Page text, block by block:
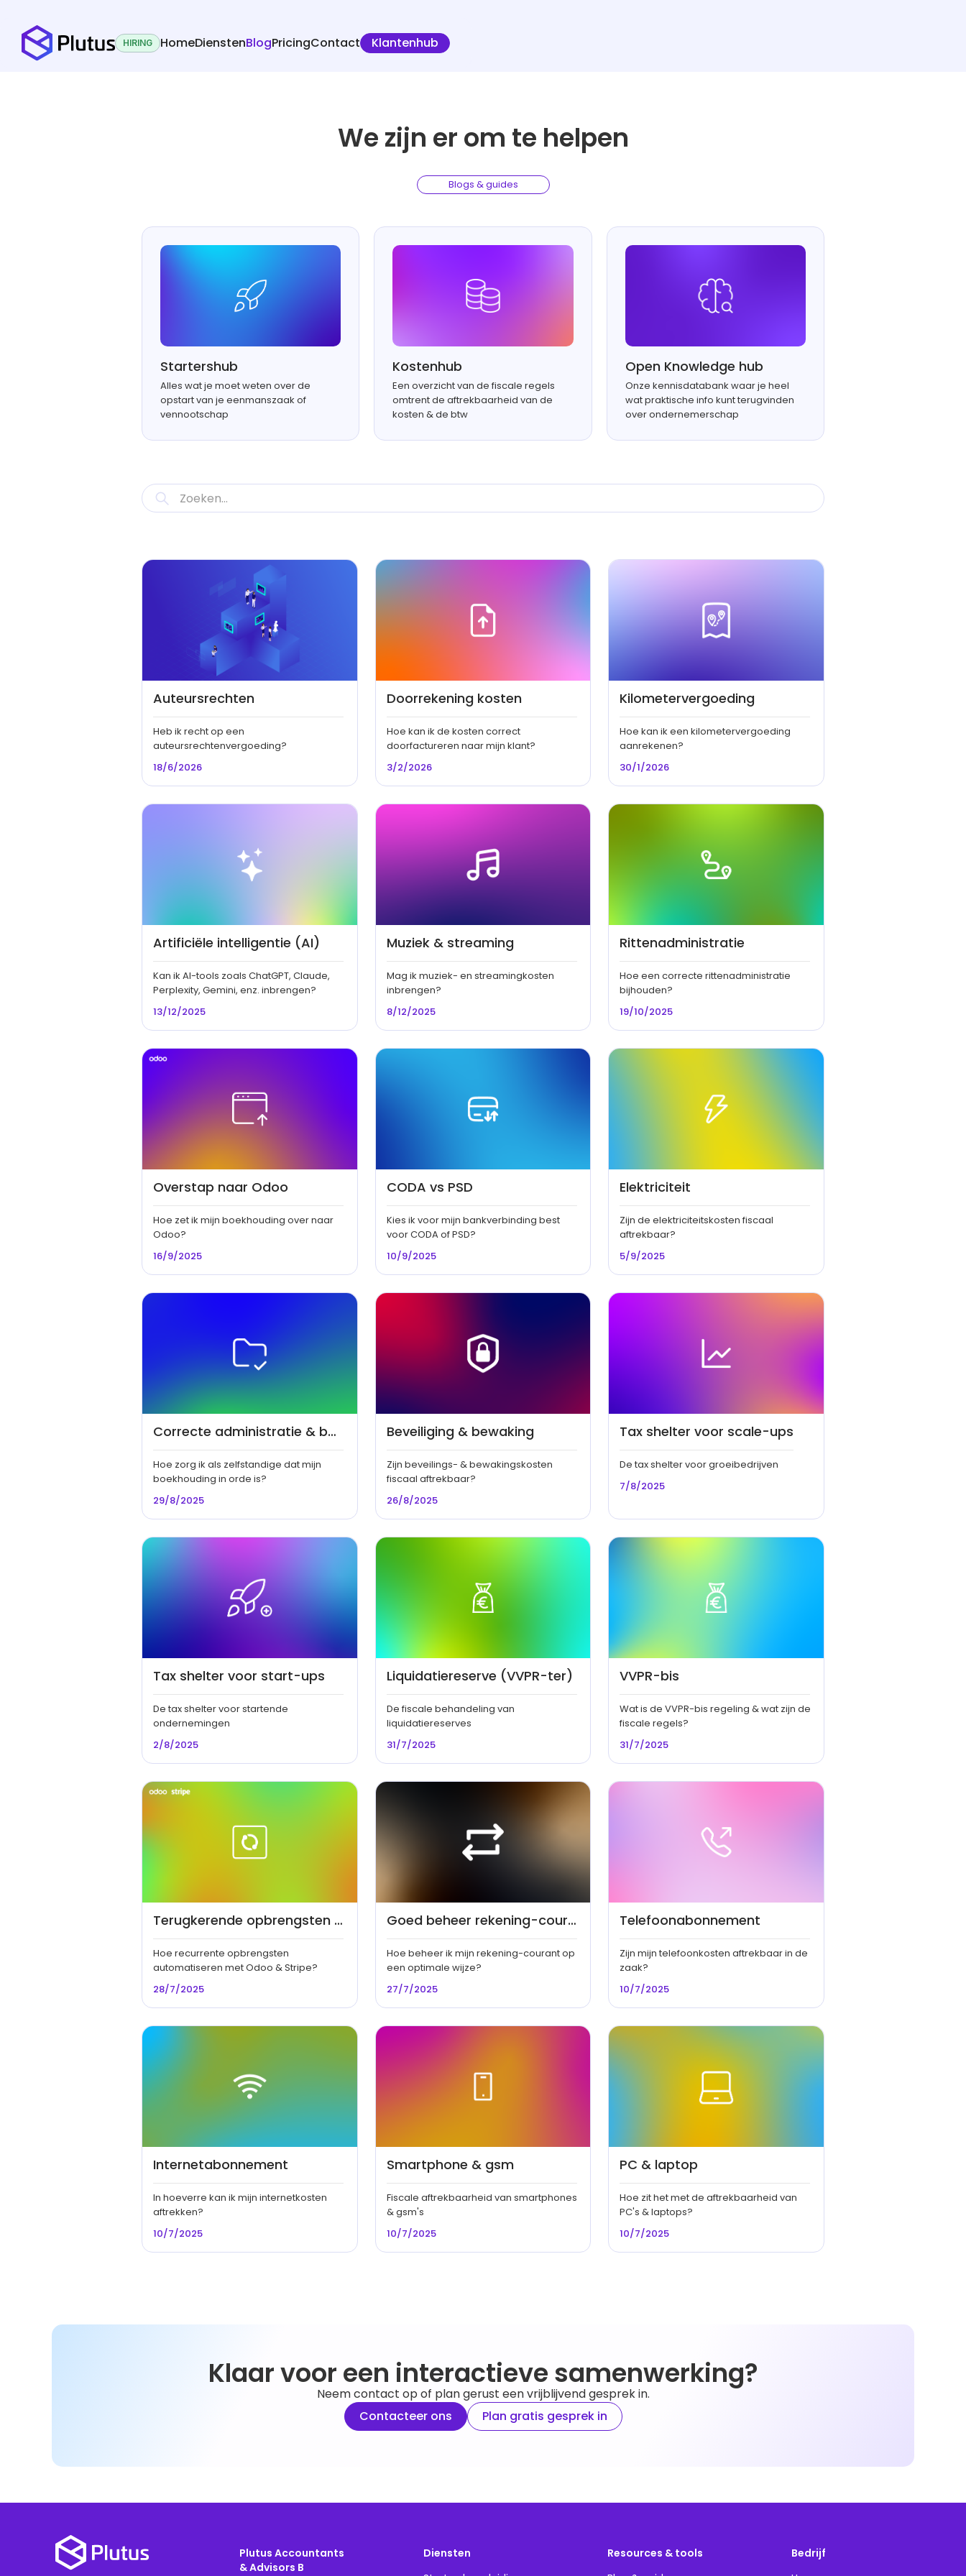
HIRING HomeDienstenBlogPricingContact Klantenhub
We zijn er om te helpen
Blogs & guides
Startershub
Alles wat je moet weten over de
opstart van je eenmanszaak of
vennootschap
Kostenhub
Een overzicht van de fiscale regels
omtrent de aftrekbaarheid van de
kosten & de btw
Open Knowledge hub
Onze kennisdatabank waar je heel
wat praktische info kunt terugvinden
over ondernemerschap
Auteursrechten
Heb ik recht op een
auteursrechtenvergoeding?
18/6/2026
Doorrekening kosten
Hoe kan ik de kosten correct
doorfactureren naar mijn klant?
3/2/2026
Kilometervergoeding
Hoe kan ik een kilometervergoeding
aanrekenen?
30/1/2026
Artificiële intelligentie (AI)
Kan ik AI-tools zoals ChatGPT, Claude,
Perplexity, Gemini, enz. inbrengen?
13/12/2025
Muziek & streaming
Mag ik muziek- en streamingkosten
inbrengen?
8/12/2025
Rittenadministratie
Hoe een correcte rittenadministratie
bijhouden?
19/10/2025
Overstap naar Odoo
Hoe zet ik mijn boekhouding over naar
Odoo?
16/9/2025
CODA vs PSD
Kies ik voor mijn bankverbinding best
voor CODA of PSD?
10/9/2025
Elektriciteit
Zijn de elektriciteitskosten fiscaal
aftrekbaar?
5/9/2025
Correcte administratie & boekhouding
Hoe zorg ik als zelfstandige dat mijn
boekhouding in orde is?
29/8/2025
Beveiliging & bewaking
Zijn beveilings- & bewakingskosten
fiscaal aftrekbaar?
26/8/2025
Tax shelter voor scale-ups
De tax shelter voor groeibedrijven
7/8/2025
Tax shelter voor start-ups
De tax shelter voor startende
ondernemingen
2/8/2025
Liquidatiereserve (VVPR-ter)
De fiscale behandeling van
liquidatiereserves
31/7/2025
VVPR-bis
Wat is de VVPR-bis regeling & wat zijn de
fiscale regels?
31/7/2025
Terugkerende opbrengsten automatiseren
Hoe recurrente opbrengsten
automatiseren met Odoo & Stripe?
28/7/2025
Goed beheer rekening-courant (R/C)
Hoe beheer ik mijn rekening-courant op
een optimale wijze?
27/7/2025
Telefoonabonnement
Zijn mijn telefoonkosten aftrekbaar in de
zaak?
10/7/2025
Internetabonnement
In hoeverre kan ik mijn internetkosten
aftrekken?
10/7/2025
Smartphone & gsm
Fiscale aftrekbaarheid van smartphones
& gsm's
10/7/2025
PC & laptop
Hoe zit het met de aftrekbaarheid van
PC's & laptops?
10/7/2025
Klaar voor een interactieve samenwerking?
Neem contact op of plan gerust een vrijblijvend gesprek in.
Contacteer ons
Plan gratis gesprek in
Plutus Accountants
& Advisors B
Diensten
Resources & tools
Bedrijf